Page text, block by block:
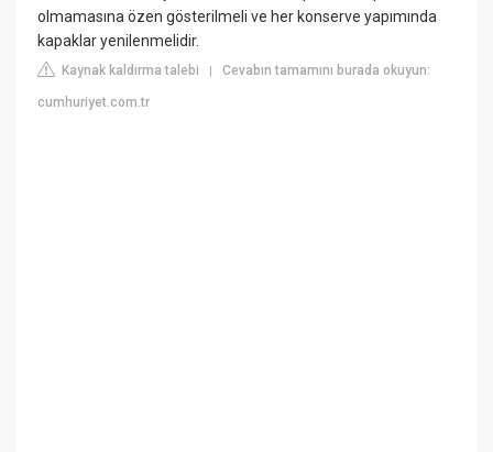
olmamasına özen gösterilmeli ve her konserve yapımında
kapaklar yenilenmelidir.
Kaynak kaldırma talebi |Cevabın tamamını burada okuyun:
cumhuriyet.com.tr